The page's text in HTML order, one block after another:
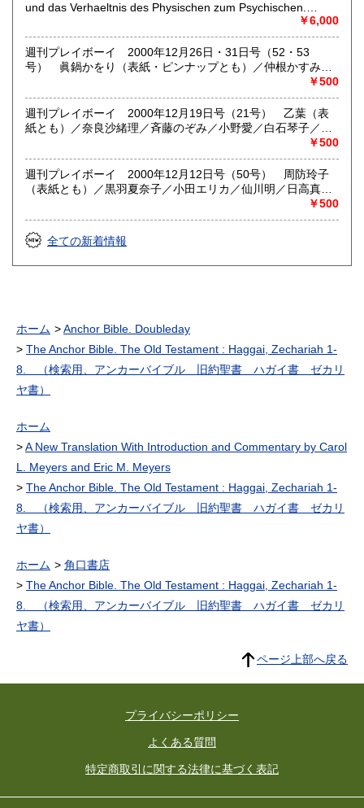
und das Verhaeltnis des Physischen zum Psychischen.
ト・マッハ（Dr Ernst Mach）ドイツ語版）
￥6,000
週刊プレイボーイ 2000年12月26日・31日号（52・53
号） 眞鍋かをり（表紙・ピンナップとも）／仲根かすみ
（ピンナップ）／大沢舞子／苺みるく／揚原京子／加藤あい
／ミレニアムＡＶ女優は誰だ 深田美穂ほか／立木義浩 に
っぽんキキカイカイ・終 銭湯で中島盛男の描く富士山の前
のヌードモデル嬢／ほか （記事 爆笑問題の「ゆく世紀・く
る世紀」／アントニオ猪木 インタビュー／ロバート・Ｋ・
ュー／松本人志の人生相談 「プレイぼーず」・31／宇野薫
×佐藤ルミナ 決戦直前インタビュー／宮本浩次（エレファン
トカシマシ） 明日に向かって歩け・25／ほか）
￥500
週刊プレイボーイ 2000年12月19日号（21号） 乙葉（表
紙とも）／奈良沙緒理／斉藤のぞみ／小野愛／白石琴子／岡
田りな／最新ＡＶ情報（ひろせまなつ 後藤まみ 林エリカ）／
立木義浩 にっぽんキキカイカイ トレカ 美咲あや ユニ
フォームカード／ほか （記事 キムタク結婚宣言記念特集
「元ヤン娘こそ、お嫁さんに最高」説を追え／田中康夫×島田
雅彦 世紀末対談／マイク・ベルナルド 豪腕インタビュー
２）＆トム・モレロ（レイジ・アゲインスト・ザ・マシー
ン） Ｗインタビュー／宮本浩次（エレファントカシマ
￥500
週刊プレイボーイ 2000年12月12日号（50号） 周防玲子
（表紙とも）／黒羽夏奈子／小田エリカ／仙川明／日高真弓
／藤見利央／滝沢ゆう／最新ＡＶ情報（宮澤ゆうな 高見涼 浅
見伽揶 北条香理）／立木義浩 にっぽんキキカイカイ チア
リーダーをデリバリー チーム・スパーク／ほか （記事 権
藤博 インタビュー／布袋寅泰 「fetish」リリース＆「新・
仁義なき戦い」出演 インタビュー／松本人志の人生相談
￥500
全ての新着情報
ホーム
Anchor Bible. Doubleday
The Anchor Bible. The Old Testament : Haggai, Zechariah 1-
8. （検索用、アンカーバイブル 旧約聖書 ハガイ書 ゼカリ
ヤ書）
ホーム
A New Translation With Introduction and Commentary by Carol
L. Meyers and Eric M. Meyers
The Anchor Bible. The Old Testament : Haggai, Zechariah 1-
8. （検索用、アンカーバイブル 旧約聖書 ハガイ書 ゼカリ
ヤ書）
ホーム
角口書店
The Anchor Bible. The Old Testament : Haggai, Zechariah 1-
8. （検索用、アンカーバイブル 旧約聖書 ハガイ書 ゼカリ
ヤ書）
ページ上部へ戻る
プライバシーポリシー
よくある質問
特定商取引に関する法律に基づく表記